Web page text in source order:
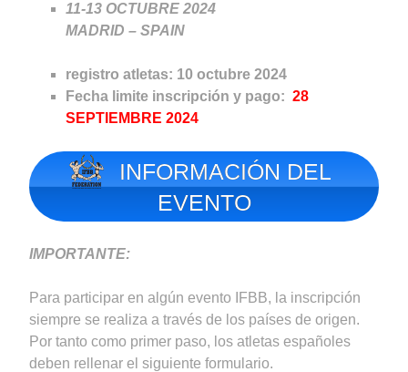
11-13 OCTUBRE 2024
MADRID – SPAIN
registro atletas: 10 octubre 2024
Fecha limite inscripción y pago: 28
SEPTIEMBRE 2024
INFORMACIÓN DEL
EVENTO
IMPORTANTE:
Para participar en algún evento IFBB, la inscripción
siempre se realiza a través de los países de origen.
Por tanto como primer paso, los atletas españoles
deben rellenar el siguiente formulario.